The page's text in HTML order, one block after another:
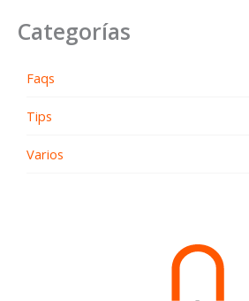
Categorías
Faqs
Tips
Varios